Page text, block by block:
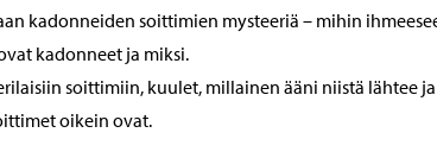
kadonneiden soittimien mysteeriä – mihin
kadonneet ja miksi.
soittimiin, kuulet, millainen ääni niistä lähtee
oikein ovat.